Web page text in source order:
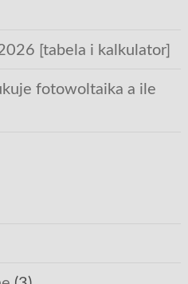
[tabela i kalkulator]
fotowoltaika a ile